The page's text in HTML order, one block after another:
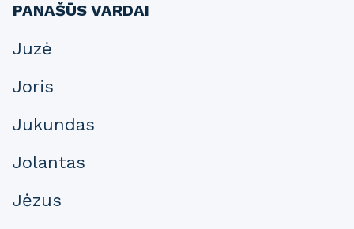
PANAŠŪS VARDAI
Juzė
Joris
Jukundas
Jolantas
Jėzus